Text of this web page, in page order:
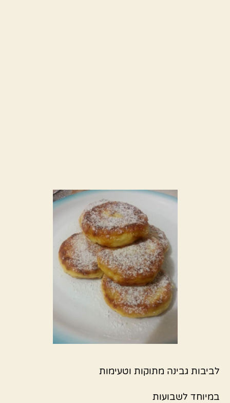
לביבות גבינה מתוקות וטעימות
במיוחד לשבועות